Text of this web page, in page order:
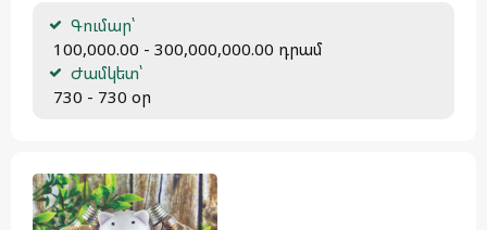
Գումար՝
100,000.00 - 300,000,000.00 դրամ
Ժամկետ՝
730 - 730 օր